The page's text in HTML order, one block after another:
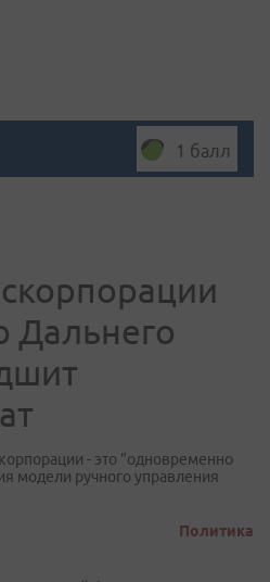
1 балл
Дальнего
- это "одновременно
модели ручного управления
Политика